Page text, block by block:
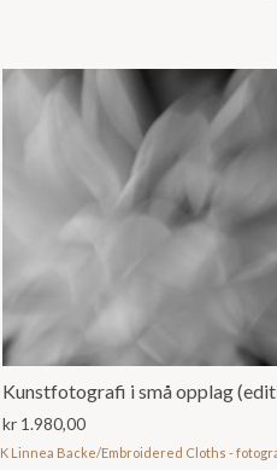
kr 1.980,00
K Linnea Backe/Embroidered Cloths -